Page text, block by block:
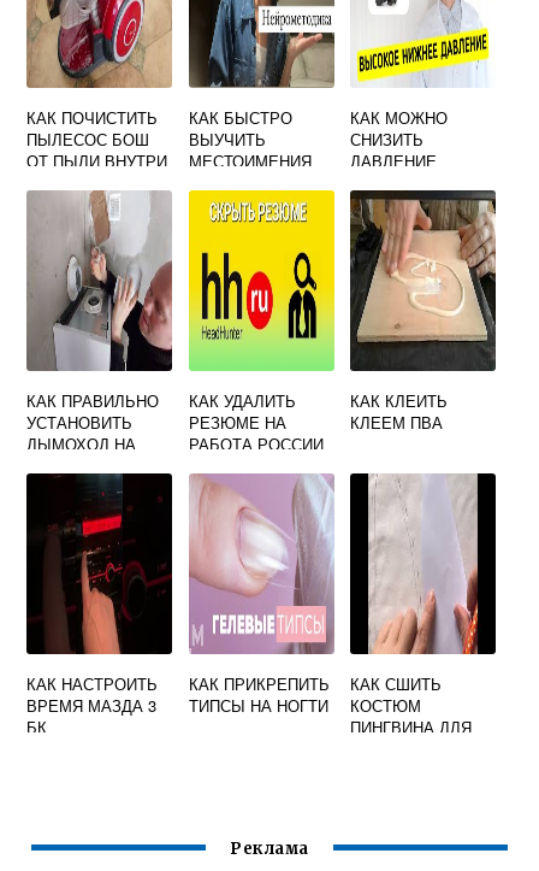
КАК ПОЧИСТИТЬ
ПЫЛЕСОС БОШ
ОТ ПЫЛИ ВНУТРИ
КАК БЫСТРО
ВЫУЧИТЬ
МЕСТОИМЕНИЯ
КАК МОЖНО
СНИЗИТЬ
ДАВЛЕНИЕ
КАК ПРАВИЛЬНО
УСТАНОВИТЬ
ДЫМОХОД НА
КАК УДАЛИТЬ
РЕЗЮМЕ НА
РАБОТА РОССИИ
КАК КЛЕИТЬ
КЛЕЕМ ПВА
КАК НАСТРОИТЬ
ВРЕМЯ МАЗДА 3
БК
КАК ПРИКРЕПИТЬ
ТИПСЫ НА НОГТИ
КАК СШИТЬ
КОСТЮМ
ПИНГВИНА ДЛЯ
Реклама